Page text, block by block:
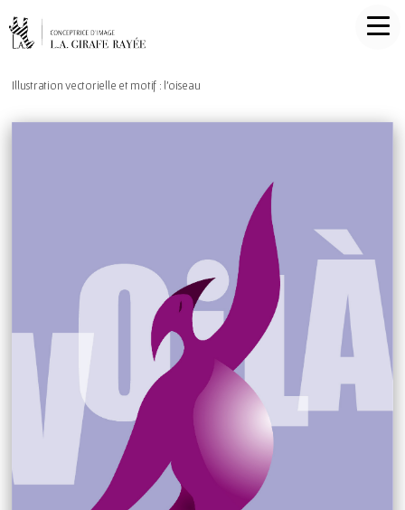
Illustration vectorielle et motif : l'oiseau